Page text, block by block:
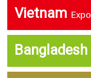
Vietnam Expo
Bangladesh